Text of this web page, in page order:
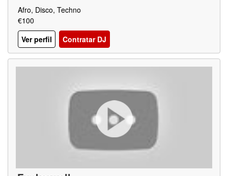
Afro, Disco, Techno
€100
Ver perfil
Contratar DJ